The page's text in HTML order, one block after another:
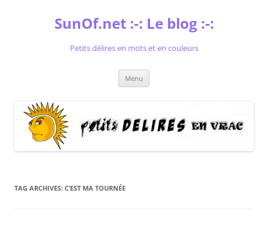
SunOf.net :-: Le blog :-:
Petits délires en mots et en couleurs
Menu
TAG ARCHIVES: C’EST MA TOURNÉE